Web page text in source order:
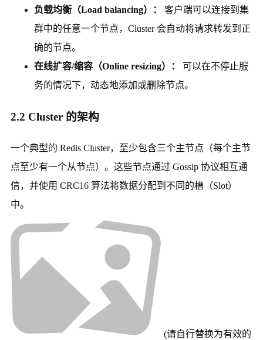
负载均衡（Load balancing）：
客户端可以连接到集
群中的任意一个节点，Cluster 会自动将请求转发到正
确的节点。
在线扩容/缩容（Online resizing）：
可以在不停止服
务的情况下，动态地添加或删除节点。
2.2 Cluster 的架构
一个典型的 Redis Cluster，至少包含三个主节点（每个主节
点至少有一个从节点）。这些节点通过 Gossip 协议相互通
信，并使用 CRC16 算法将数据分配到不同的槽（Slot）
中。
(请自行替换为有效的